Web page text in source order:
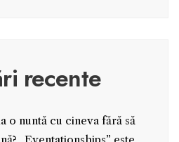
recente
o nuntă cu cineva fără să
„Eventationships” este